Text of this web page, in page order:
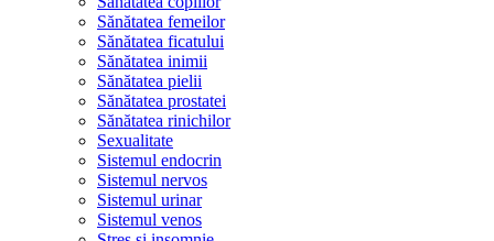
Sănătatea femeilor
Sănătatea ficatului
Sănătatea inimii
Sănătatea pielii
Sănătatea prostatei
Sănătatea rinichilor
Sexualitate
Sistemul endocrin
Sistemul nervos
Sistemul urinar
Sistemul venos